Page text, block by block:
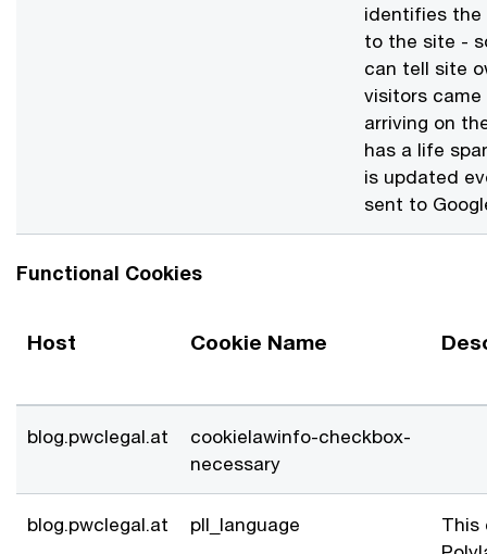
identifies
to the site -
can tell site
visitors
arriving on
has a life
is updated
sent to
Functional Cookies
Host Cookie Name
blog.pwclegal.at
cookielawinfo-checkbox-
necessary
blog.pwclegal.at pll_language
This